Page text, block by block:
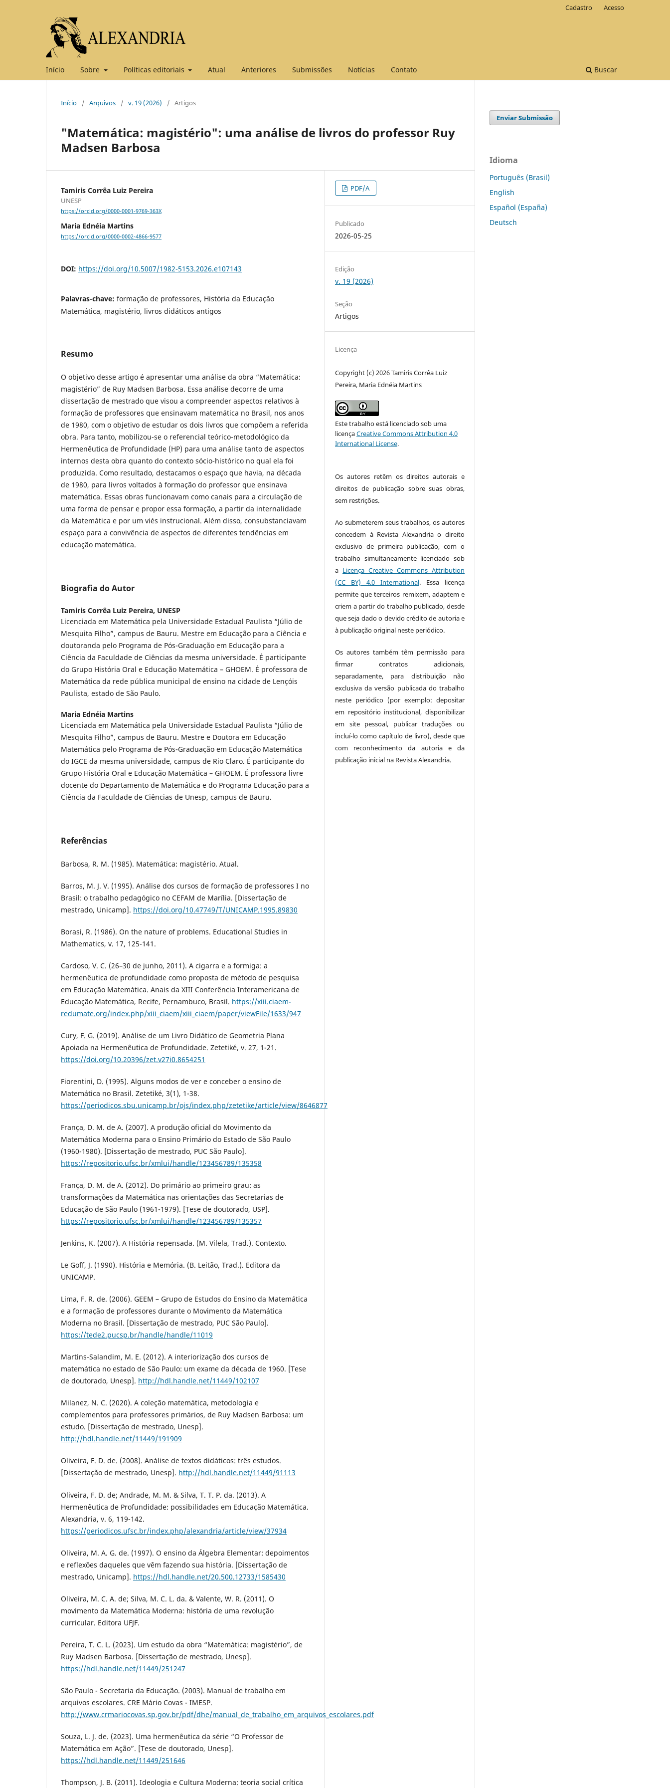
Início Sobre Políticas editoriais Atual Anteriores Submissões Notícias Contato Buscar
Cadastro Acesso
Início / Arquivos / v. 19 (2026) / Artigos
"Matemática: magistério": uma análise de livros do professor Ruy
Madsen Barbosa
Tamiris Corrêa Luiz Pereira
UNESP
https://orcid.org/0000-0001-9769-363X
Maria Ednéia Martins
https://orcid.org/0000-0002-4866-9577
DOI: https://doi.org/10.5007/1982-5153.2026.e107143
Palavras-chave: formação de professores, História da Educação
Matemática, magistério, livros didáticos antigos
Resumo
O objetivo desse artigo é apresentar uma análise da obra “Matemática:
magistério” de Ruy Madsen Barbosa. Essa análise decorre de uma
dissertação de mestrado que visou a compreender aspectos relativos à
formação de professores que ensinavam matemática no Brasil, nos anos
de 1980, com o objetivo de estudar os dois livros que compõem a referida
obra. Para tanto, mobilizou-se o referencial teórico-metodológico da
Hermenêutica de Profundidade (HP) para uma análise tanto de aspectos
internos desta obra quanto do contexto sócio-histórico no qual ela foi
produzida. Como resultado, destacamos o espaço que havia, na década
de 1980, para livros voltados à formação do professor que ensinava
matemática. Essas obras funcionavam como canais para a circulação de
uma forma de pensar e propor essa formação, a partir da internalidade
da Matemática e por um viés instrucional. Além disso, consubstanciavam
espaço para a convivência de aspectos de diferentes tendências em
educação matemática.
Biografia do Autor
Tamiris Corrêa Luiz Pereira, UNESP
Licenciada em Matemática pela Universidade Estadual Paulista “Júlio de
Mesquita Filho”, campus de Bauru. Mestre em Educação para a Ciência e
doutoranda pelo Programa de Pós-Graduação em Educação para a
Ciência da Faculdade de Ciências da mesma universidade. É participante
do Grupo História Oral e Educação Matemática – GHOEM. É professora de
Matemática da rede pública municipal de ensino na cidade de Lençóis
Paulista, estado de São Paulo.
Maria Ednéia Martins
Licenciada em Matemática pela Universidade Estadual Paulista “Júlio de
Mesquita Filho”, campus de Bauru. Mestre e Doutora em Educação
Matemática pelo Programa de Pós-Graduação em Educação Matemática
do IGCE da mesma universidade, campus de Rio Claro. É participante do
Grupo História Oral e Educação Matemática – GHOEM. É professora livre
docente do Departamento de Matemática e do Programa Educação para a
Ciência da Faculdade de Ciências de Unesp, campus de Bauru.
Referências
Barbosa, R. M. (1985). Matemática: magistério. Atual.
Barros, M. J. V. (1995). Análise dos cursos de formação de professores I no
Brasil: o trabalho pedagógico no CEFAM de Marília. [Dissertação de
mestrado, Unicamp]. https://doi.org/10.47749/T/UNICAMP.1995.89830
Borasi, R. (1986). On the nature of problems. Educational Studies in
Mathematics, v. 17, 125-141.
Cardoso, V. C. (26–30 de junho, 2011). A cigarra e a formiga: a
hermenêutica de profundidade como proposta de método de pesquisa
em Educação Matemática. Anais da XIII Conferência Interamericana de
Educação Matemática, Recife, Pernambuco, Brasil. https://xiii.ciaem-
redumate.org/index.php/xiii_ciaem/xiii_ciaem/paper/viewFile/1633/947
Cury, F. G. (2019). Análise de um Livro Didático de Geometria Plana
Apoiada na Hermenêutica de Profundidade. Zetetiké, v. 27, 1-21.
https://doi.org/10.20396/zet.v27i0.8654251
Fiorentini, D. (1995). Alguns modos de ver e conceber o ensino de
Matemática no Brasil. Zetetiké, 3(1), 1-38.
https://periodicos.sbu.unicamp.br/ojs/index.php/zetetike/article/view/8646877
França, D. M. de A. (2007). A produção oficial do Movimento da
Matemática Moderna para o Ensino Primário do Estado de São Paulo
(1960-1980). [Dissertação de mestrado, PUC São Paulo].
https://repositorio.ufsc.br/xmlui/handle/123456789/135358
França, D. M. de A. (2012). Do primário ao primeiro grau: as
transformações da Matemática nas orientações das Secretarias de
Educação de São Paulo (1961-1979). [Tese de doutorado, USP].
https://repositorio.ufsc.br/xmlui/handle/123456789/135357
Jenkins, K. (2007). A História repensada. (M. Vilela, Trad.). Contexto.
Le Goff, J. (1990). História e Memória. (B. Leitão, Trad.). Editora da
UNICAMP.
Lima, F. R. de. (2006). GEEM – Grupo de Estudos do Ensino da Matemática
e a formação de professores durante o Movimento da Matemática
Moderna no Brasil. [Dissertação de mestrado, PUC São Paulo].
https://tede2.pucsp.br/handle/handle/11019
Martins-Salandim, M. E. (2012). A interiorização dos cursos de
matemática no estado de São Paulo: um exame da década de 1960. [Tese
de doutorado, Unesp]. http://hdl.handle.net/11449/102107
Milanez, N. C. (2020). A coleção matemática, metodologia e
complementos para professores primários, de Ruy Madsen Barbosa: um
estudo. [Dissertação de mestrado, Unesp].
http://hdl.handle.net/11449/191909
Oliveira, F. D. de. (2008). Análise de textos didáticos: três estudos.
[Dissertação de mestrado, Unesp]. http://hdl.handle.net/11449/91113
Oliveira, F. D. de; Andrade, M. M. & Silva, T. T. P. da. (2013). A
Hermenêutica de Profundidade: possibilidades em Educação Matemática.
Alexandria, v. 6, 119-142.
https://periodicos.ufsc.br/index.php/alexandria/article/view/37934
Oliveira, M. A. G. de. (1997). O ensino da Álgebra Elementar: depoimentos
e reflexões daqueles que vêm fazendo sua história. [Dissertação de
mestrado, Unicamp]. https://hdl.handle.net/20.500.12733/1585430
Oliveira, M. C. A. de; Silva, M. C. L. da. & Valente, W. R. (2011). O
movimento da Matemática Moderna: história de uma revolução
curricular. Editora UFJF.
Pereira, T. C. L. (2023). Um estudo da obra “Matemática: magistério”, de
Ruy Madsen Barbosa. [Dissertação de mestrado, Unesp].
https://hdl.handle.net/11449/251247
São Paulo - Secretaria da Educação. (2003). Manual de trabalho em
arquivos escolares. CRE Mário Covas - IMESP.
http://www.crmariocovas.sp.gov.br/pdf/dhe/manual_de_trabalho_em_arquivos_escolares.pdf
Souza, L. J. de. (2023). Uma hermenêutica da série “O Professor de
Matemática em Ação”. [Tese de doutorado, Unesp].
https://hdl.handle.net/11449/251646
Thompson, J. B. (2011). Ideologia e Cultura Moderna: teoria social crítica
PDF/A
Publicado
2026-05-25
Edição
v. 19 (2026)
Seção
Artigos
Licença
Copyright (c) 2026 Tamiris Corrêa Luiz
Pereira, Maria Ednéia Martins
Este trabalho está licenciado sob uma
licençaCreative Commons Attribution 4.0
International License.
Os autores retêm os direitos autorais e
direitos de publicação sobre suas obras,
sem restrições.
Ao submeterem seus trabalhos, os autores
concedem à Revista Alexandria o direito
exclusivo de primeira publicação, com o
trabalho simultaneamente licenciado sob
a Licença Creative Commons Attribution
(CC BY) 4.0 International. Essa licença
permite que terceiros remixem, adaptem e
criem a partir do trabalho publicado, desde
que seja dado o devido crédito de autoria e
à publicação original neste periódico.
Os autores também têm permissão para
firmar contratos adicionais,
separadamente, para distribuição não
exclusiva da versão publicada do trabalho
neste periódico (por exemplo: depositar
em repositório institucional, disponibilizar
em site pessoal, publicar traduções ou
incluí-lo como capítulo de livro), desde que
com reconhecimento da autoria e da
publicação inicial na Revista Alexandria.
Enviar Submissão
Idioma
Português (Brasil)
English
Español (España)
Deutsch